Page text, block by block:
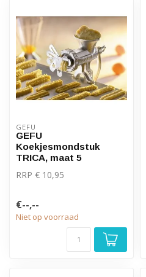
GEFU
GEFU
Koekjesmondstuk
TRICA, maat 5
RRP € 10,95
€--,--
Niet op voorraad